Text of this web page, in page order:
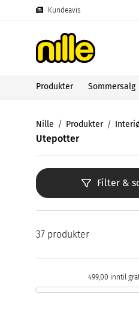
Kundeavis
Produkter Sommersalg
Nille Produkter
Utepotter
Filter &
37 produkter
499,00 inntil